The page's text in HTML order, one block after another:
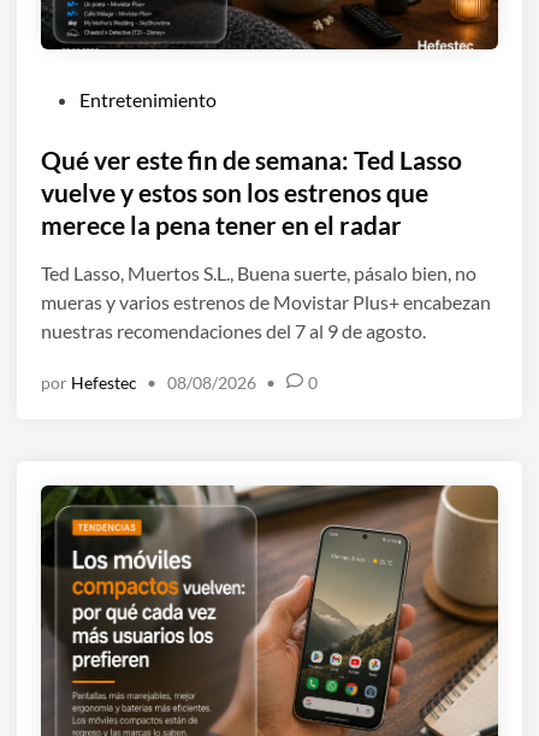
b
l
a
d
o
n
Entretenimiento
Qué ver este fin de semana: Ted Lasso
vuelve y estos son los estrenos que
merece la pena tener en el radar
Ted Lasso, Muertos S.L., Buena suerte, pásalo bien, no
mueras y varios estrenos de Movistar Plus+ encabezan
nuestras recomendaciones del 7 al 9 de agosto.
por Hefestec • 08/08/2026 • 0